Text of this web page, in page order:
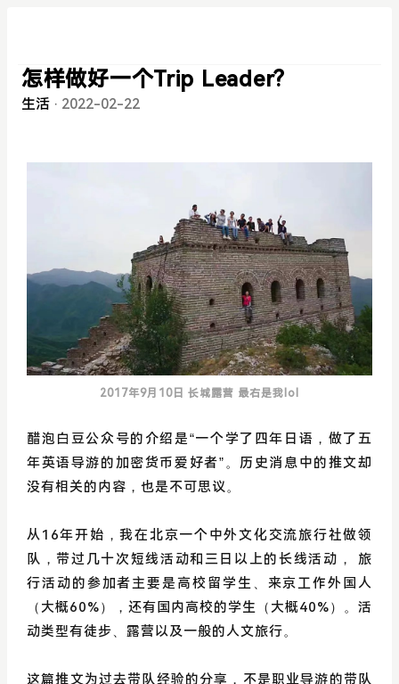
怎样做好一个Trip Leader?
生活 · 2022-02-22
2017年9月10日 长城露营 最右是我lol
醋泡白豆公众号的介绍是“一个学了四年日语，做了五
年英语导游的加密货币爱好者”。历史消息中的推文却
没有相关的内容，也是不可思议。
从16年开始，我在北京一个中外文化交流旅行社做领
队，带过几十次短线活动和三日以上的长线活动， 旅
行活动的参加者主要是高校留学生、来京工作外国人
（大概60%），还有国内高校的学生（大概40%）。活
动类型有徒步、露营以及一般的人文旅行。
这篇推文为过去带队经验的分享，不是职业导游的带队